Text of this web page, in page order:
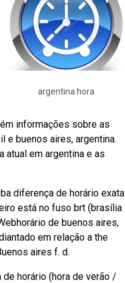
argentina hora
informações sobre as
e buenos aires, argentina.
atual em argentina e as
diferença de horário exata
está no fuso brt (brasília
de buenos aires,
em relação a the
aires f. d.
horário (hora de verão /